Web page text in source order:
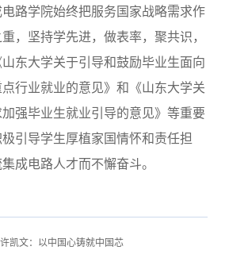
路学院始终把服务国家战略需求作
，坚持学先进，做表率，聚共识，
东大学关于引导和鼓励毕业生面向
行业就业的意见》和《山东大学关
强毕业生就业引导的意见》等重要
引导学生厚植家国情怀和责任担
成电路人才而不懈奋斗。
凯文：以中国心铸就中国芯